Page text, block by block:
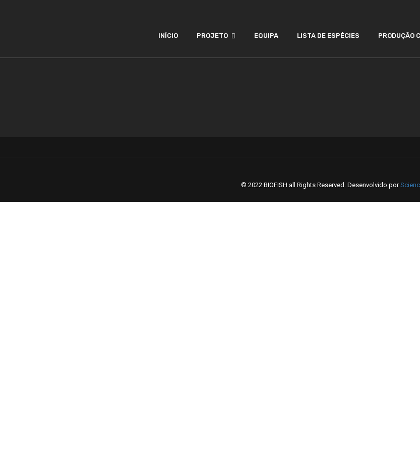
INÍCIO PROJETO EQUIPA LISTA DE ESPÉCIES PRODUÇÃO
© 2022 BIOFISH all Rights Reserved. Desenvolvido por